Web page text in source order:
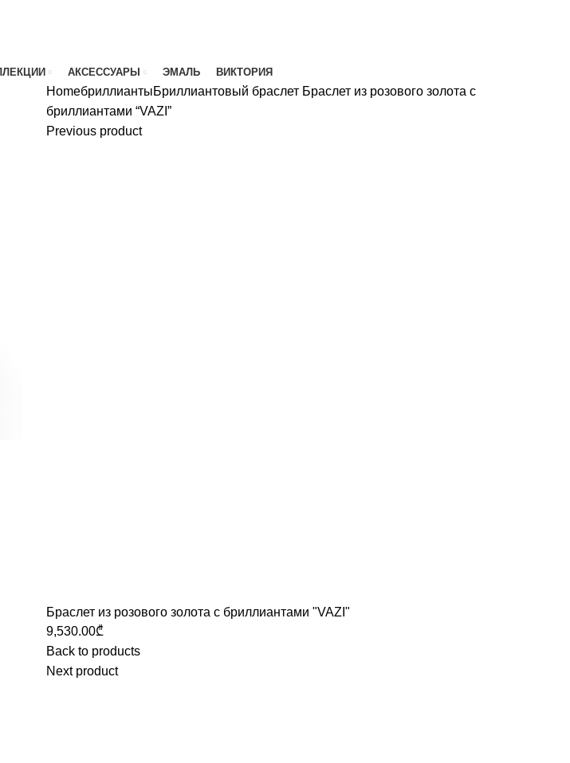
АКСЕССУАРЫ ЭМАЛЬ ВИКТОРИЯ
HomeбриллиантыБриллиантовый браслет Браслет из розового золота с
бриллиантами “VAZI”
Previous product
Браслет из розового золота с бриллиантами "VAZI"
9,530.00₾
Back to products
Next product